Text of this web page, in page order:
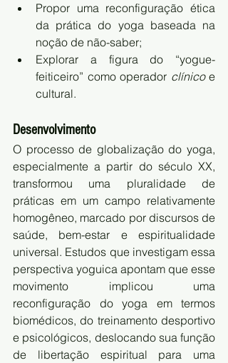
Propor uma reconfiguração ética
da prática do yoga baseada na
noção de não-saber;
Explorar a figura do “yogue-
feiticeiro” como operador clínico e
cultural.
Desenvolvimento
O processo de globalização do yoga,
especialmente a partir do século XX,
transformou uma pluralidade de
práticas em um campo relativamente
homogêneo, marcado por discursos de
saúde, bem-estar e espiritualidade
universal. Estudos que investigam essa
perspectiva yoguica apontam que esse
movimento implicou uma
reconfiguração do yoga em termos
biomédicos, do treinamento desportivo
e psicológicos, deslocando sua função
de libertação espiritual para uma